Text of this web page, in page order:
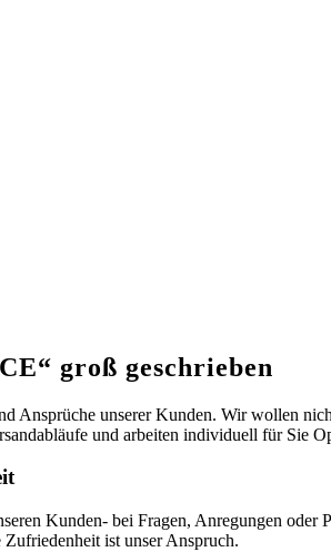
groß geschrieben
Ansprüche unserer Kunden. Wir wollen
und arbeiten individuell für Sie
Kunden- bei Fragen, Anregungen oder
ist unser Anspruch.